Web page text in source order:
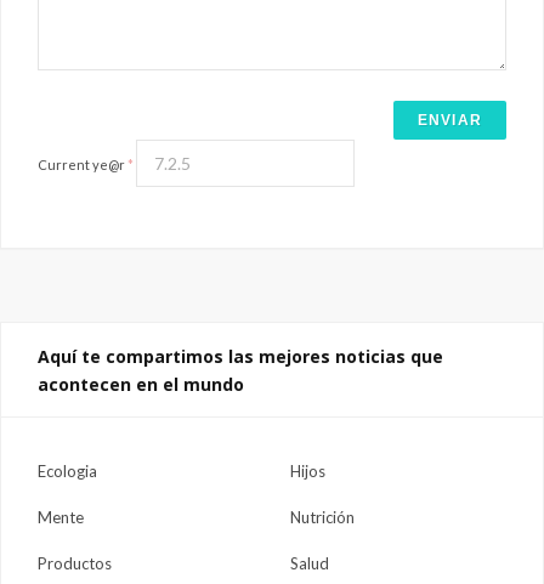
Current ye@r *
Aquí te compartimos las mejores noticias que
acontecen en el mundo
Ecologia Hijos
Mente Nutrición
Productos Salud